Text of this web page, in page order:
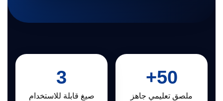
50+
ملصق تعليمي جاهز
3
صيغ قابلة للاستخدام